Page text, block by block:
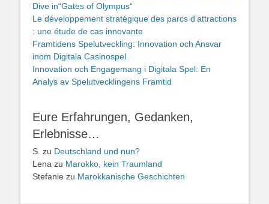
Dive in“Gates of Olympus“
Le développement stratégique des parcs d’attractions
: une étude de cas innovante
Framtidens Spelutveckling: Innovation och Ansvar
inom Digitala Casinospel
Innovation och Engagemang i Digitala Spel: En
Analys av Spelutvecklingens Framtid
Eure Erfahrungen, Gedanken,
Erlebnisse…
S. zu Deutschland und nun?
Lena zu Marokko, kein Traumland
Stefanie zu Marokkanische Geschichten